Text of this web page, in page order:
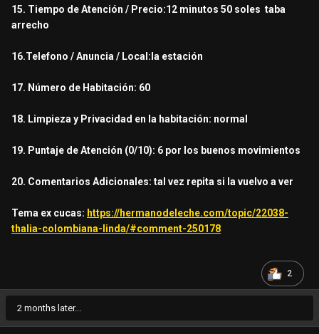
15. Tiempo de Atención / Precio:12 minutos 50 soles taba
arrecho
16.Telefono / Anuncia / Local:la estación
17. Número de Habitación: 60
18. Limpieza y Privacidad en la habitación: normal
19. Puntaje de Atención (0/10): 6 por los buenos movimientos
20. Comentarios Adicionales: tal vez repita si la vuelvo a ver
Tema ex cucas: https://hermanodeleche.com/topic/22038-
thalia-colombiana-linda/#comment-250178
2
2 months later...